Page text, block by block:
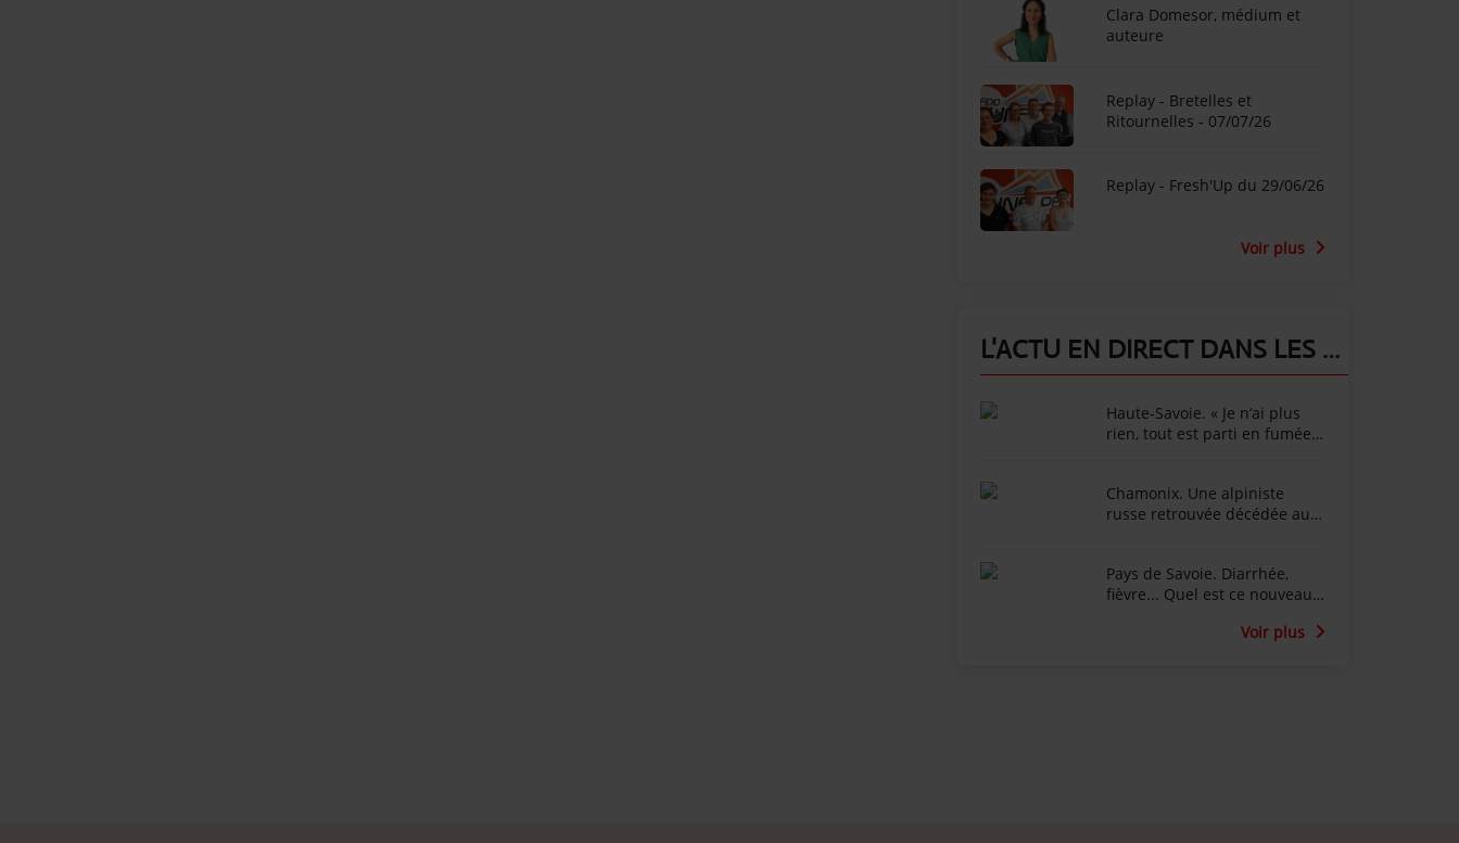
Clara Domesor, médium et
auteure
Replay - Bretelles et
Ritournelles - 07/07/26
Replay - Fresh'Up du 29/06/26
Voir plus
L'ACTU EN DIRECT DANS LES ALPES !
Haute-Savoie. « Je n’ai plus
rien, tout est parti en fumée »
l'incendie du Chalet de la
Croix au Salève
Chamonix. Une alpiniste
russe retrouvée décédée au
Pays de Savoie. Diarrhée,
fièvre... Quel est ce nouveau
Voir plus